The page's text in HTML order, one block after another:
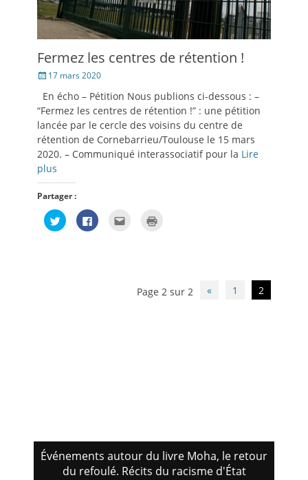
Fermez les centres de rétention !
Posté17 mars 2020
En écho – Pétition Nous publions ci-dessous : –
“Fermez les centres de rétention !” : une pétition
lancée par le cercle des voisins du centre de
rétention de Cornebarrieu/Toulouse le 15 mars
2020. – Communiqué interassociatif pour la Lire
plus
Partager :
Cliquez
pour
partager
Cliquez
pour
Cliquez
dansPage 2 sur 2 « 1 2
Événements autour du livre Moha, le retour
du refoulé. Récits du racisme d'État